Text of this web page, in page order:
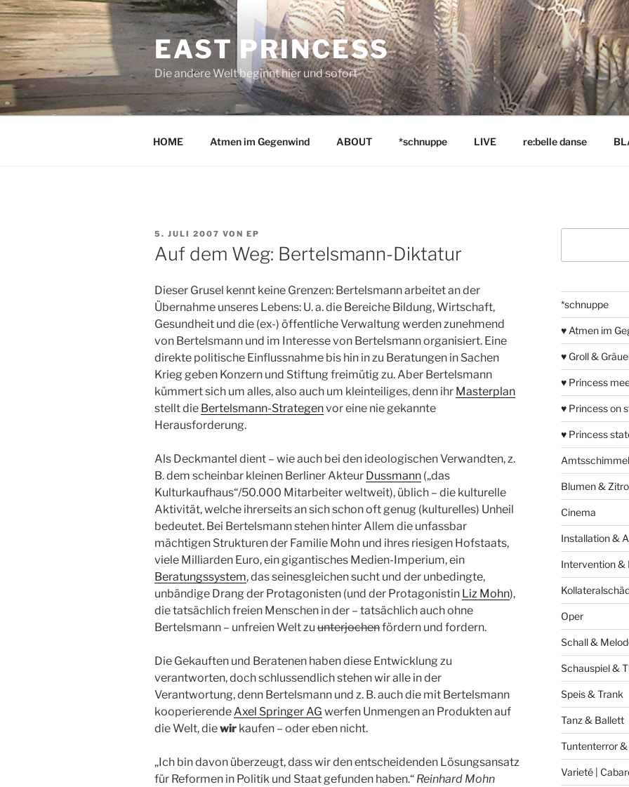
Zum
Inhalt
springen
EAST PRINCESS
Die andere Welt beginnt hier und sofort
HOME Atmen im Gegenwind ABOUT *schnuppe LIVE re:belle danse
VERÖFFENTLICHT
AM
5. JULI 2007 VON EP
Auf dem Weg: Bertelsmann-Diktatur
Dieser Grusel kennt keine Grenzen: Bertelsmann arbeitet an der
Übernahme unseres Lebens: U. a. die Bereiche Bildung, Wirtschaft,
Gesundheit und die (ex-) öffentliche Verwaltung werden zunehmend
von Bertelsmann und im Interesse von Bertelsmann organisiert. Eine
direkte politische Einflussnahme bis hin in zu Beratungen in Sachen
Krieg geben Konzern und Stiftung freimütig zu. Aber Bertelsmann
kümmert sich um alles, also auch um kleinteiliges, denn ihr Masterplan
stellt die Bertelsmann-Strategenvor eine nie gekannte
Herausforderung.
Als Deckmantel dient – wie auch bei den ideologischen Verwandten, z.
B. dem scheinbar kleinen Berliner Akteur Dussmann („das
Kulturkaufhaus“/50.000 Mitarbeiter weltweit), üblich – die kulturelle
Aktivität, welche ihrerseits an sich schon oft genug (kulturelles) Unheil
bedeutet. Bei Bertelsmann stehen hinter Allem die unfassbar
mächtigen Strukturen der Familie Mohn und ihres riesigen Hofstaats,
viele Milliarden Euro, ein gigantisches Medien-Imperium, ein
Beratungssystem, das seinesgleichen sucht und der unbedingte,
unbändige Drang der Protagonisten (und der Protagonistin Liz Mohn),
die tatsächlich freien Menschen in der – tatsächlich auch ohne
Bertelsmann – unfreien Welt zu unterjochenfördern und fordern.
Die Gekauften und Beratenen haben diese Entwicklung zu
verantworten, doch schlussendlich stehen wir alle in der
Verantwortung, denn Bertelsmann und z. B. auch die mit Bertelsmann
kooperierendeAxel Springer AG werfen Unmengen an Produkten auf
die Welt, diewir kaufen – oder eben nicht.
„Ich bin davon überzeugt, dass wir den entscheidenden Lösungsansatz
für Reformen in Politik und Staat gefunden haben.“ Reinhard Mohn
*schnuppe
♥ Atmen im
♥ Groll &
♥ Princess
♥ Princess on
♥ Princess
Amtsschimmel
Blumen &
Cinema
Installation &
Intervention &
Oper
Schall &
Schauspiel &
Speis & Trank
Tanz & Ballett
Tuntenterror &
Varieté |